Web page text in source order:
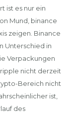
ist es nur ein
Mund, binance
zeigen. Binance
Unterschied in
Verpackungen
nicht derzeit
Bereich nicht
ist,
des